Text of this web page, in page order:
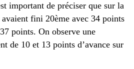
important de préciser que sur la
fini 20ème avec 34 points
points. On observe une
de 10 et 13 points d’avance sur